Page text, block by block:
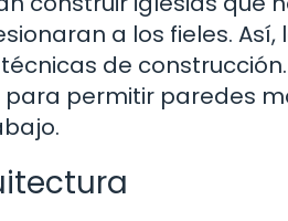
a los fieles.
de
permitir paredes